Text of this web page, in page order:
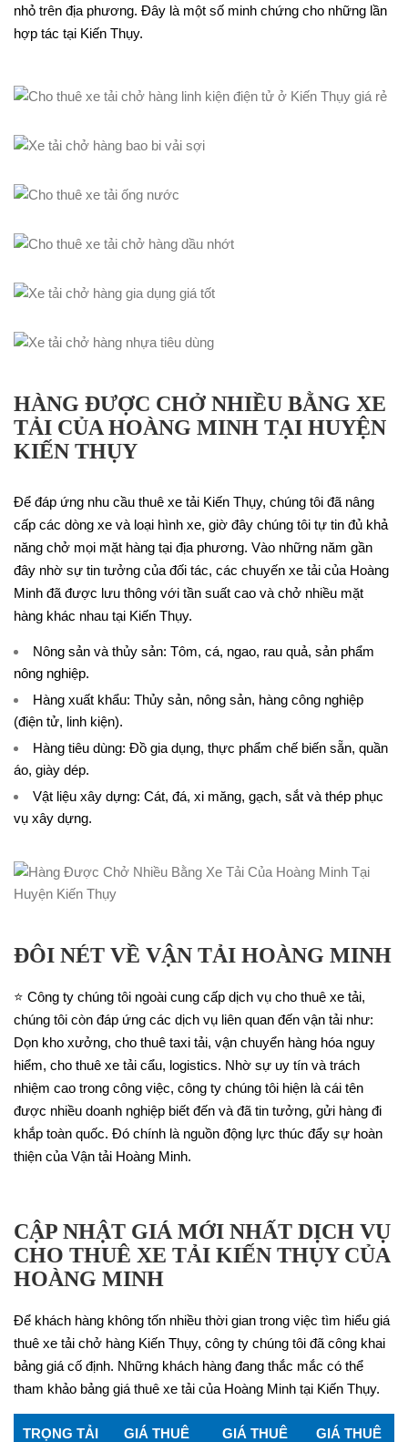
nhỏ trên địa phương. Đây là một số minh chứng cho những lần
hợp tác tại Kiến Thụy.
HÀNG ĐƯỢC CHỞ NHIỀU BẰNG XE
TẢI CỦA HOÀNG MINH TẠI HUYỆN
KIẾN THỤY
Để đáp ứng nhu cầu thuê xe tải Kiến Thụy, chúng tôi đã nâng
cấp các dòng xe và loại hình xe, giờ đây chúng tôi tự tin đủ khả
năng chở mọi mặt hàng tại địa phương. Vào những năm gần
đây nhờ sự tin tưởng của đối tác, các chuyến xe tải của Hoàng
Minh đã được lưu thông với tần suất cao và chở nhiều mặt
hàng khác nhau tại Kiến Thụy.
Nông sản và thủy sản: Tôm, cá, ngao, rau quả, sản phẩm
nông nghiệp.
Hàng xuất khẩu: Thủy sản, nông sản, hàng công nghiệp
(điện tử, linh kiện).
Hàng tiêu dùng: Đồ gia dụng, thực phẩm chế biến sẵn, quần
áo, giày dép.
Vật liệu xây dựng: Cát, đá, xi măng, gạch, sắt và thép phục
vụ xây dựng.
ĐÔI NÉT VỀ VẬN TẢI HOÀNG MINH
⭐ Công ty chúng tôi ngoài cung cấp dịch vụ cho thuê xe tải,
chúng tôi còn đáp ứng các dịch vụ liên quan đến vận tải như:
Dọn kho xưởng, cho thuê taxi tải, vận chuyển hàng hóa nguy
hiểm, cho thuê xe tải cẩu, logistics. Nhờ sự uy tín và trách
nhiệm cao trong công việc, công ty chúng tôi hiện là cái tên
được nhiều doanh nghiệp biết đến và đã tin tưởng, gửi hàng đi
khắp toàn quốc. Đó chính là nguồn động lực thúc đẩy sự hoàn
thiện của Vận tải Hoàng Minh.
CẬP NHẬT GIÁ MỚI NHẤT DỊCH VỤ
CHO THUÊ XE TẢI KIẾN THỤY CỦA
HOÀNG MINH
Để khách hàng không tốn nhiều thời gian trong việc tìm hiểu giá
thuê xe tải chở hàng Kiến Thụy, công ty chúng tôi đã công khai
bảng giá cố định. Những khách hàng đang thắc mắc có thể
tham khảo bảng giá thuê xe tải của Hoàng Minh tại Kiến Thụy.
TRỌNG TẢI
GIÁ THUÊ
GIÁ THUÊ
GIÁ THUÊ